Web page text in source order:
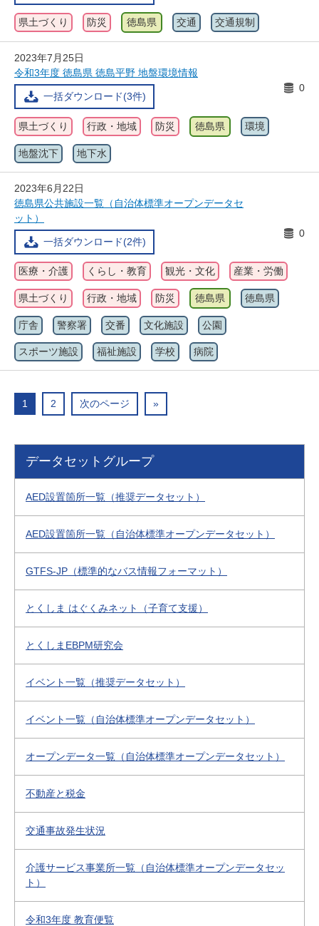
県土づくり 防災 徳島県 交通 交通規制
2023年7月25日
令和3年度 徳島県 徳島平野 地盤環境情報
一括ダウンロード(3件)
0
県土づくり 行政・地域 防災 徳島県 環境
地盤沈下 地下水
2023年6月22日
徳島県公共施設一覧（自治体標準オープンデータセ
ット）
一括ダウンロード(2件)
0
医療・介護 くらし・教育 観光・文化 産業・労働
県土づくり 行政・地域 防災 徳島県 徳島県
庁舎 警察署 交番 文化施設 公園
スポーツ施設 福祉施設 学校 病院
1 2 次のページ »
データセットグループ
AED設置箇所一覧（推奨データセット）
AED設置箇所一覧（自治体標準オープンデータセット）
GTFS-JP（標準的なバス情報フォーマット）
とくしま はぐくみネット（子育て支援）
とくしまEBPM研究会
イベント一覧（推奨データセット）
イベント一覧（自治体標準オープンデータセット）
オープンデータ一覧（自治体標準オープンデータセット）
不動産と税金
交通事故発生状況
介護サービス事業所一覧（自治体標準オープンデータセッ
ト）
令和3年度 教育便覧